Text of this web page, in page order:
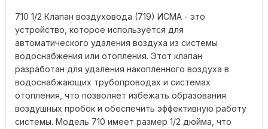
710 1/2 Клапан воздуховода (719) ИСМА - это
устройство, которое используется для
автоматического удаления воздуха из системы
водоснабжения или отопления. Этот клапан
разработан для удаления накопленного воздуха в
водоснабжающих трубопроводах и системах
отопления, что позволяет избежать образования
воздушных пробок и обеспечить эффективную работу
системы. Модель 710 имеет размер 1/2 дюйма, что